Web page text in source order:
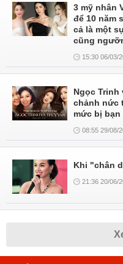
3 mỹ nhân
để 10 năm
cả là một
cũng
15:30 06/03/
Ngọc Trinh
chảnh nức
mức bị
08:55 29/08/
Khi "chân
21:36 20/06/